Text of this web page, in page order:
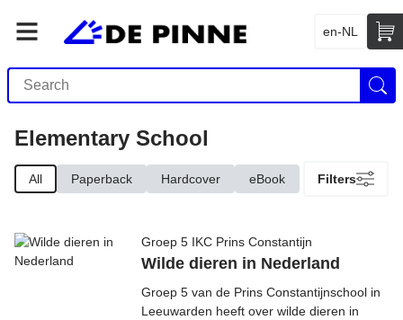
en-NL
Elementary School
All Paperback Hardcover eBook Filters
Groep 5 IKC Prins Constantijn
Wilde dieren in Nederland
Groep 5 van de Prins Constantijnschool in
Leeuwarden heeft over wilde dieren in